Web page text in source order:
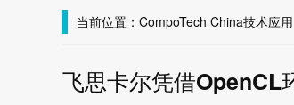
当前位置： CompoTech China技术应用
飞思卡尔凭借OpenCL